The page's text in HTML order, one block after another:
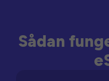
Sådan